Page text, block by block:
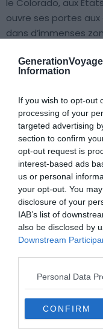
Information
If you wish to opt-out
processing of your
targeted advertising
section to confirm
opt-out request is
interest-based ads
us or personal
your opt-out. You
disclosure of your
IAB’s list of
also be disclosed by
Downstream
Personal Data
CONFIRM
le Colorado, aux
ouvre ses portes
dans d’immenses
visiteurs admirent
loups, des cheveux,
surélevée qui
parcs d’attractions
Les fermes